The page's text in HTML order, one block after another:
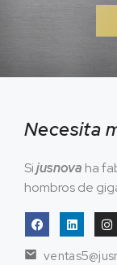
Necesita
Sijusnova ha
hombros de